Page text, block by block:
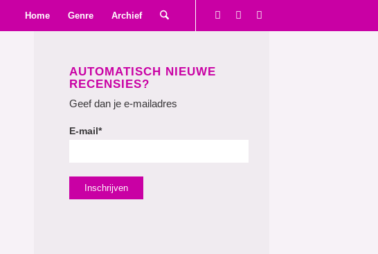
Home Genre Archief
AUTOMATISCH NIEUWE
RECENSIES?
Geef dan je e-mailadres
E-mail*